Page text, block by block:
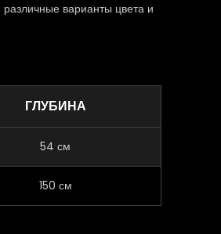
варианты цвета и
ГЛУБИНА
54 см
150 см